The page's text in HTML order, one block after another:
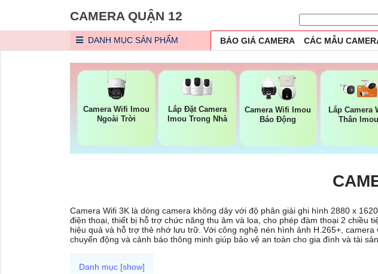
CAMERA QUẬN 12
DANH MỤC SẢN PHẨM BÁO GIÁ CAMERA CÁC MẪU
Camera Wifi Imou
Ngoài Trời
Lắp Đặt Camera
Imou Trong Nhà
Camera Wifi Imou
Báo Động
Lắp Camera
Thân Imou
Camera Wifi 3K là dòng camera không dây với độ phân giải ghi hình 2880 x
điện thoại, thiết bị hỗ trợ chức năng thu âm và loa, cho phép đàm thoại 2 chiều
hiệu quả và hỗ trợ thẻ nhớ lưu trữ. Với công nghệ nén hình ảnh H.265+,
chuyển động và cảnh báo thông minh giúp bảo vệ an toàn cho gia đình và tài sản.